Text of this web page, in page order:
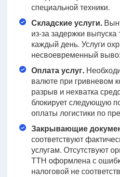
специальной техники.
Складские услуги.
из-за задержки
каждый день. Услуги
несвоевременный
Оплата услуг.
валюте при гривневом
разрыв и нехватка
блокирует следующую
оплаты логистики по
Закрывающие
соответствуют
услугам. Отсутствуют
ТТН оформлена с
налоговой не